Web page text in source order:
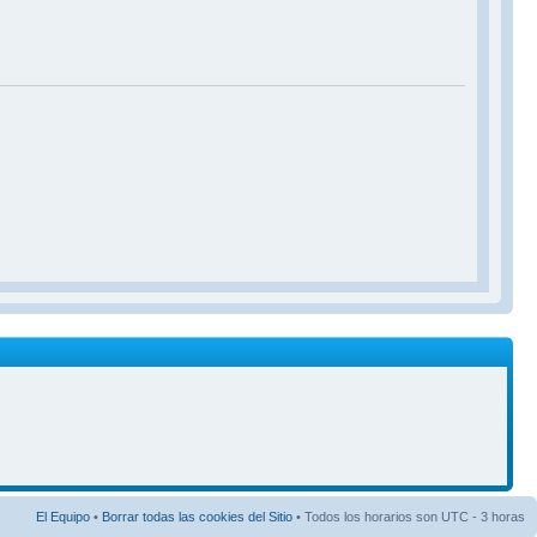
El Equipo • Borrar todas las cookies del Sitio • Todos los horarios son UTC - 3 horas